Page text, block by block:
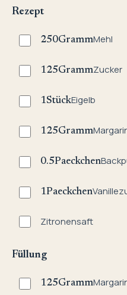
Rezept
250GrammMehl
125GrammZucker
1StückEigelb
125Gramm
0.5Paeckchen
1Paeckchen
Zitronensaft
Füllung
125Gramm